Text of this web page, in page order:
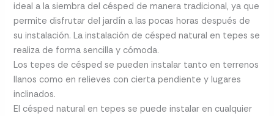
ideal a la siembra del césped de manera tradicional, ya que
permite disfrutar del jardín a las pocas horas después de
su instalación. La instalación de césped natural en tepes se
realiza de forma sencilla y cómoda.
Los tepes de césped se pueden instalar tanto en terrenos
llanos como en relieves con cierta pendiente y lugares
inclinados.
El césped natural en tepes se puede instalar en cualquier